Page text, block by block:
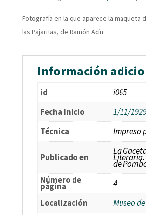
Fotografía en la que aparece la maqueta
las Pajaritas, de Ramón Acín.
Información
id
i065
Fecha Inicio
1/11/1929
Técnica
Impreso
Publicado en
La
Literaria.
de
Número de
página
4
Localización
Museo